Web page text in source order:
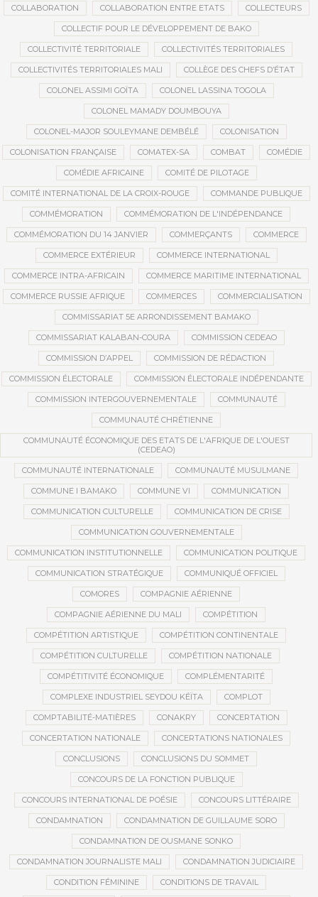
COLLABORATION COLLABORATION ENTRE ETATS COLLECTEURS
COLLECTIF POUR LE DÉVELOPPEMENT DE BAKO
COLLECTIVITÉ TERRITORIALE COLLECTIVITÉS TERRITORIALES
COLLECTIVITÉS TERRITORIALES MALI COLLÈGE DES CHEFS D’ÉTAT
COLONEL ASSIMI GOÏTA COLONEL LASSINA TOGOLA
COLONEL MAMADY DOUMBOUYA
COLONEL-MAJOR SOULEYMANE DEMBÉLÉ COLONISATION
COLONISATION FRANÇAISE COMATEX-SA COMBAT COMÉDIE
COMÉDIE AFRICAINE COMITÉ DE PILOTAGE
COMITÉ INTERNATIONAL DE LA CROIX-ROUGE COMMANDE PUBLIQUE
COMMÉMORATION COMMÉMORATION DE L'INDÉPENDANCE
COMMÉMORATION DU 14 JANVIER COMMERÇANTS COMMERCE
COMMERCE EXTÉRIEUR COMMERCE INTERNATIONAL
COMMERCE INTRA-AFRICAIN COMMERCE MARITIME INTERNATIONAL
COMMERCE RUSSIE AFRIQUE COMMERCES COMMERCIALISATION
COMMISSARIAT 5E ARRONDISSEMENT BAMAKO
COMMISSARIAT KALABAN-COURA COMMISSION CEDEAO
COMMISSION D’APPEL COMMISSION DE RÉDACTION
COMMISSION ÉLECTORALE COMMISSION ÉLECTORALE INDÉPENDANTE
COMMISSION INTERGOUVERNEMENTALE COMMUNAUTÉ
COMMUNAUTÉ CHRÉTIENNE
COMMUNAUTÉ ÉCONOMIQUE DES ETATS DE L'AFRIQUE DE L'OUEST
(CEDEAO)
COMMUNAUTÉ INTERNATIONALE COMMUNAUTÉ MUSULMANE
COMMUNE I BAMAKO COMMUNE VI COMMUNICATION
COMMUNICATION CULTURELLE COMMUNICATION DE CRISE
COMMUNICATION GOUVERNEMENTALE
COMMUNICATION INSTITUTIONNELLE COMMUNICATION POLITIQUE
COMMUNICATION STRATÉGIQUE COMMUNIQUÉ OFFICIEL
COMORES COMPAGNIE AÉRIENNE
COMPAGNIE AÉRIENNE DU MALI COMPÉTITION
COMPÉTITION ARTISTIQUE COMPÉTITION CONTINENTALE
COMPÉTITION CULTURELLE COMPÉTITION NATIONALE
COMPÉTITIVITÉ ÉCONOMIQUE COMPLÉMENTARITÉ
COMPLEXE INDUSTRIEL SEYDOU KÉÏTA COMPLOT
COMPTABILITÉ-MATIÈRES CONAKRY CONCERTATION
CONCERTATION NATIONALE CONCERTATIONS NATIONALES
CONCLUSIONS CONCLUSIONS DU SOMMET
CONCOURS DE LA FONCTION PUBLIQUE
CONCOURS INTERNATIONAL DE POÉSIE CONCOURS LITTÉRAIRE
CONDAMNATION CONDAMNATION DE GUILLAUME SORO
CONDAMNATION DE OUSMANE SONKO
CONDAMNATION JOURNALISTE MALI CONDAMNATION JUDICIAIRE
CONDITION FÉMININE CONDITIONS DE TRAVAIL